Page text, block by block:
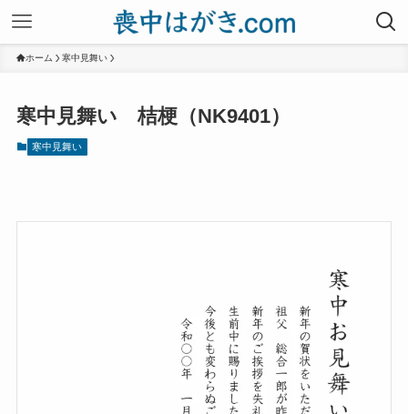
ホーム 寒中見舞い
寒中見舞い 桔梗（NK9401）
寒中見舞い